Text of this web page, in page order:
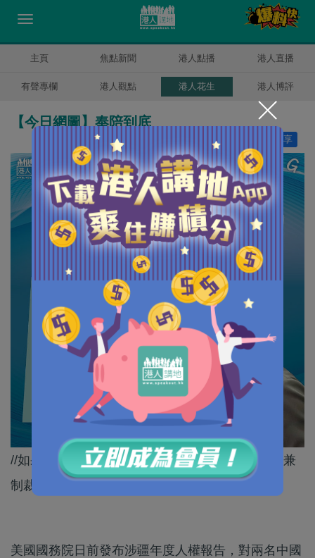
主頁 焦點新聞 港人點播 港人直播
有聲專欄 港人觀點 港人花生 港人博評
【今日網圖】奉陪到底
分享
讚好
//如果真係咁重視人權，美國應該禁以色列人入境兼
制裁以色列政府先啦！//
美國國務院日前發布涉疆年度人權報告，對兩名中國